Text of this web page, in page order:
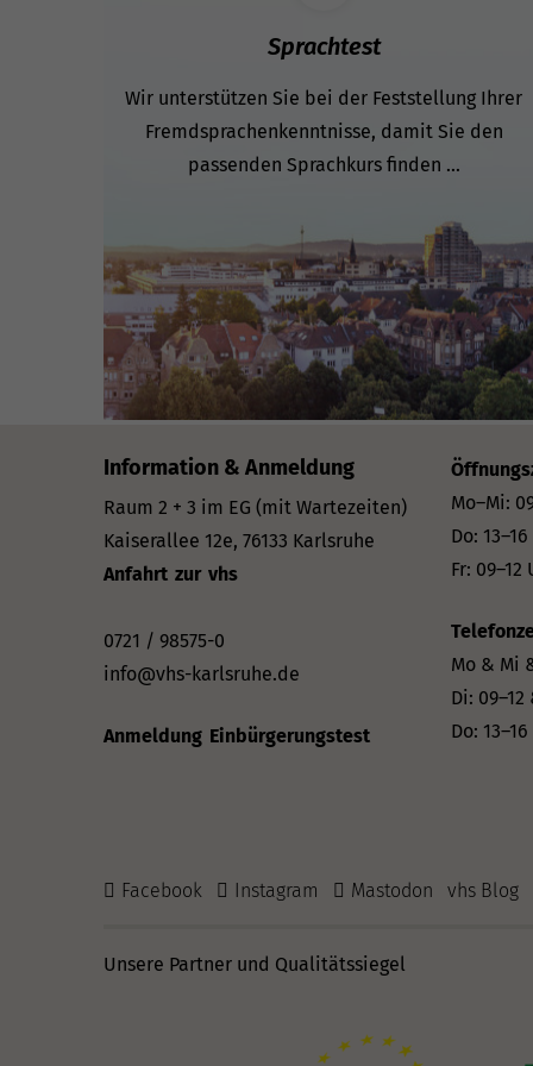
Sprachtest
Wir unterstützen Sie bei der Feststellung Ihrer
Fremdsprachenkenntnisse, damit Sie den
passenden Sprachkurs finden ...
Information & Anmeldung
Raum 2 + 3 im EG (mit Wartezeiten)
Kaiserallee 12e, 76133 Karlsruhe
Anfahrt zur vhs
0721 / 98575-0
info@vhs-karlsruhe.de
Anmeldung Einbürgerungstest
Mo–Mi:
Do:
Fr: 09–12
Mo & Mi
Di: 09–12
Do:
Facebook Instagram Mastodon vhs Blog
Unsere Partner und Qualitätssiegel